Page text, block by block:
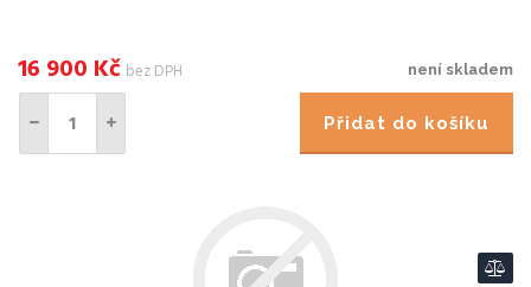
není skladem
16 900 Kč bez DPH
Přidat do košíku